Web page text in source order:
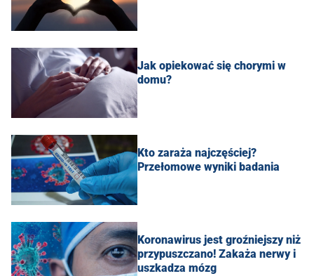
Jak opiekować się chorymi w
domu?
Kto zaraża najczęściej?
Przełomowe wyniki badania
Koronawirus jest groźniejszy niż
przypuszczano! Zakaża nerwy i
uszkadza mózg